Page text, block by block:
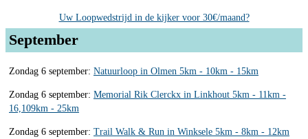
Uw Loopwedstrijd in de kijker voor 30€/maand?
September
Zondag 6 september: Natuurloop in Olmen 5km - 10km - 15km
Zondag 6 september: Memorial Rik Clerckx in Linkhout 5km - 11km -
16,109km - 25km
Zondag 6 september: Trail Walk & Run in Winksele 5km - 8km - 12km